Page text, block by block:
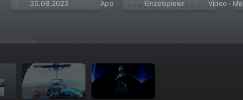
30.08.2023 App Einzelspieler Video ·